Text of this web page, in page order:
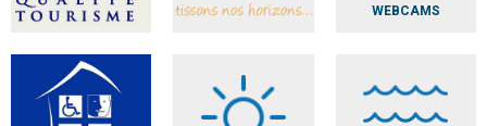
WEBCAMS